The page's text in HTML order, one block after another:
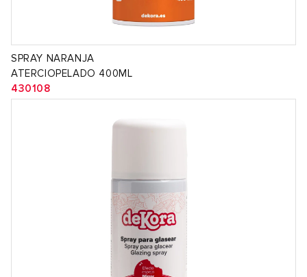
SPRAY NARANJA
ATERCIOPELADO 400ML
430108